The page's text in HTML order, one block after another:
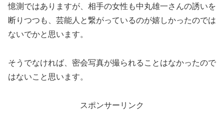
憶測ではありますが、相手の女性も中丸雄一さんの誘いを
断りつつも、芸能人と繋がっているのが嬉しかったのでは
ないでかと思います。
そうでなければ、密会写真が撮られることはなかったので
はないこと思います。
スポンサーリンク